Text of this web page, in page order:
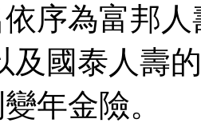
序為富邦
及國泰人壽
年金險。